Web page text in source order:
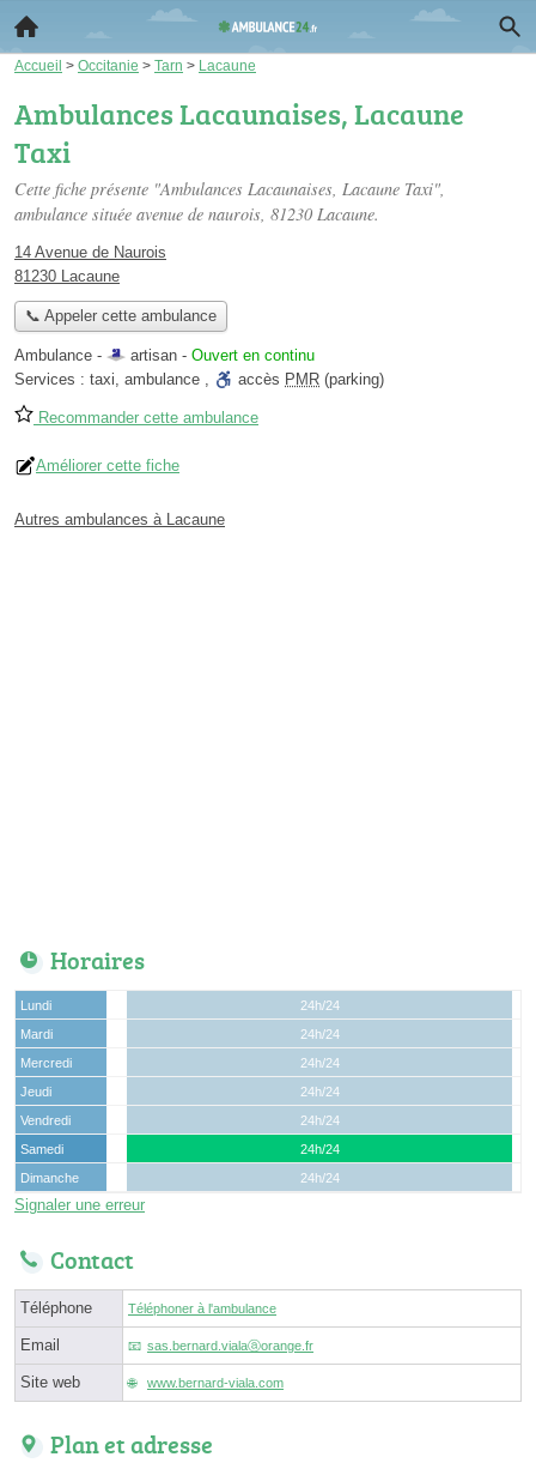
Accueil > Occitanie > Tarn > Lacaune
Ambulances Lacaunaises, Lacaune
Taxi
Cette fiche présente "Ambulances Lacaunaises, Lacaune Taxi",
ambulance située avenue de naurois, 81230 Lacaune.
14 Avenue de Naurois
81230 Lacaune
📞 Appeler cette ambulance
Ambulance - artisan - Ouvert en continu
Services : taxi, ambulance , accès PMR (parking)
Recommander cette ambulance
Améliorer cette fiche
Autres ambulances à Lacaune
Horaires
Lundi
24h/24
Mardi
24h/24
Mercredi
24h/24
Jeudi
24h/24
Vendredi
24h/24
Samedi
24h/24
Dimanche
24h/24
Signaler une erreur
Contact
Téléphone Téléphoner à l'ambulance
Email sas.bernard.vialaⓐorange.fr
Site web www.bernard-viala.com
Plan et adresse